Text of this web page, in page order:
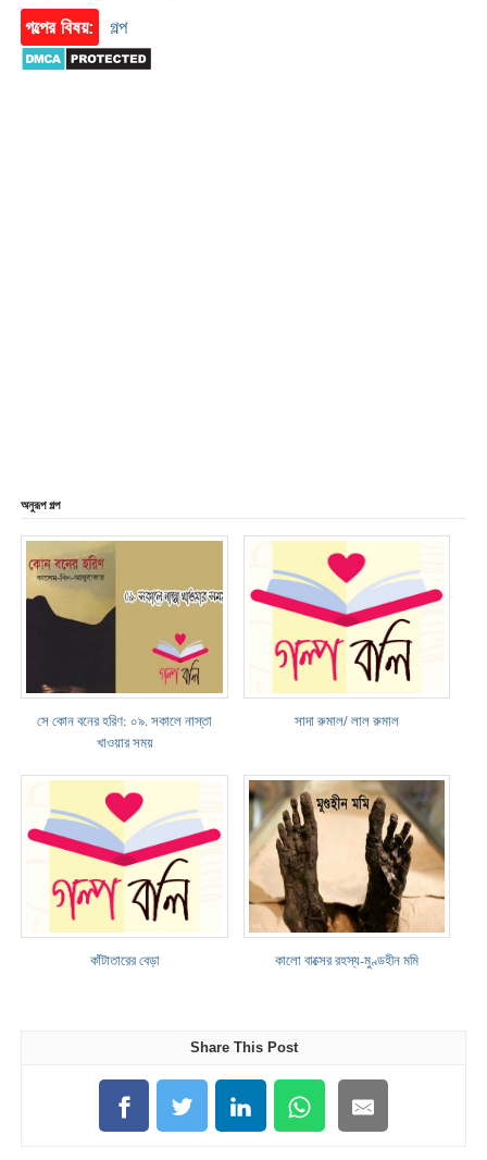
গল্পের বিষয়:
গল্প
অনুরূপ গল্প
সে কোন বনের হরিণ: ০৯. সকালে নাস্তা
খাওয়ার সময়
সাদা রুমাল/ লাল রুমাল
কাঁটাতারের বেড়া কালো বাক্সের রহস্য-মুণ্ডহীন মমি
Share This Post